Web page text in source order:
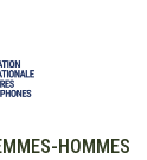
HOMMES